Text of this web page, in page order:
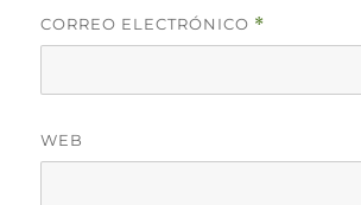
CORREO ELECTRÓNICO *
WEB